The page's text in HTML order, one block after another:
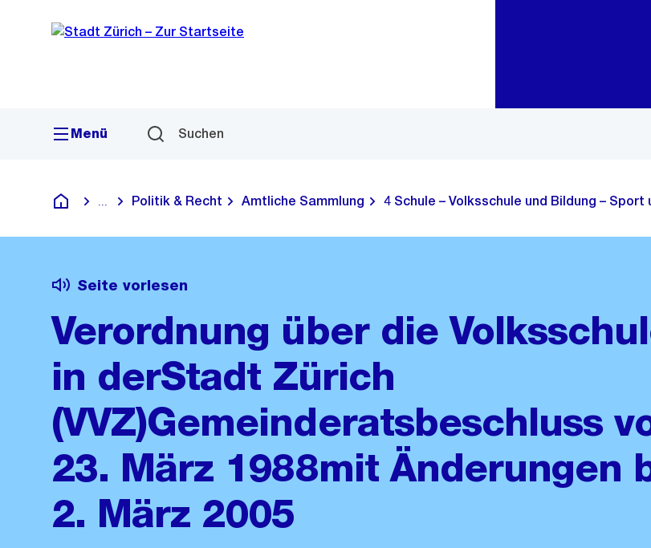
Navigation
Sprunglink
Menü Suchen
Deutsch
Blende alle Breadcrumbs ein
Politik & Recht Amtliche Sammlung 4 Schule – Volksschule und Bildung –
Seite vorlesen
Verordnung über die
in derStadt Zürich
(VVZ)Gemeinderatsbeschluss
23. März 1988mit Änderungen
2. März 2005